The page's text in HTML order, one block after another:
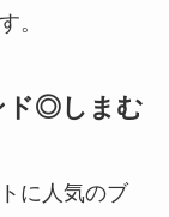
。
ド◎しまむ
に人気のブ